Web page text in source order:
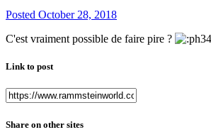
Posted October 28, 2018
C'est vraiment possible de faire pire ?
Link to post
Share on other sites